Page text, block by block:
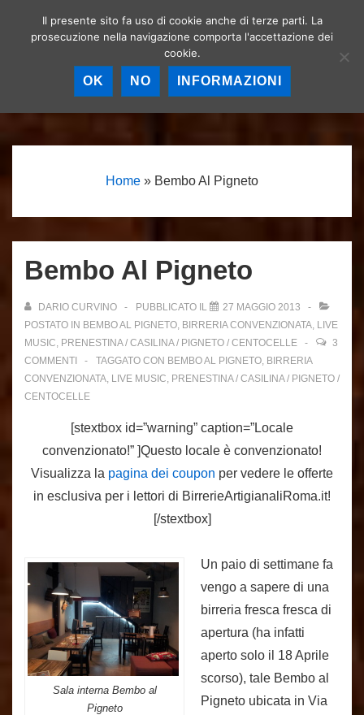
Birrerie artigianali a
Roma – La birra
artigianale nella
principale
Home » Bembo Al Pigneto
Bembo Al Pigneto
DARIO CURVINO PUBBLICATO IL
27 MAGGIO 2013
POSTATO IN BEMBO AL PIGNETO, BIRRERIA CONVENZIONATA, LIVE
MUSIC, PRENESTINA / CASILINA / PIGNETO / CENTOCELLE
3
COMMENTI
TAGGATO CON BEMBO AL PIGNETO, BIRRERIA
CONVENZIONATA, LIVE MUSIC, PRENESTINA / CASILINA / PIGNETO /
CENTOCELLE
[stextbox id=”warning” caption=”Locale
convenzionato!” ]Questo locale è convenzionato!
Visualizza la pagina dei coupon per vedere le offerte
in esclusiva per i lettori di BirrerieArtigianaliRoma.it!
[/stextbox]
Sala interna Bembo al
Pigneto
Un paio di settimane fa
vengo a sapere di una
birreria fresca fresca di
apertura (ha infatti
aperto solo il 18 Aprile
scorso), tale Bembo al
Pigneto ubicata in Via
Il presente sito fa uso di cookie anche di terze parti. La
prosecuzione nella navigazione comporta l'accettazione dei
cookie.
OK NO INFORMAZIONI